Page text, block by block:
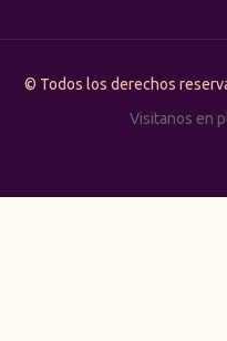
© Todos los derechos
Visitanos en